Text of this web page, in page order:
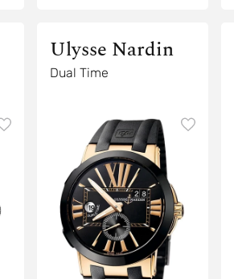
Ulysse Nardin
Dual Time